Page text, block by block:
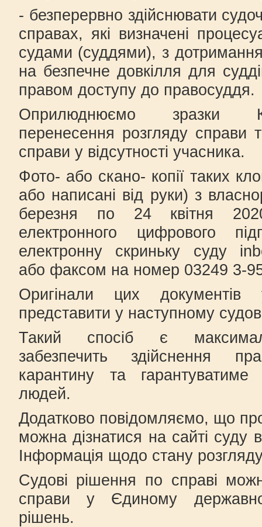
- безперервно здійснювати
справах, які визначені
судами (суддями), з
на безпечне довкілля для
правом доступу до правосуддя.
Оприлюднюємо зразки
перенесення розгляду
справи у відсутності учасника.
Фото- або скано- копії таких
або написані від руки) з
березня по 24 квітня
електронного цифрового
електронну скриньку суду
або факсом на номер 03249 3-
Оригінали цих документів
представити у наступному
Такий спосіб є
забезпечить здійснення
карантину та
людей.
Додатково повідомляємо, що
можна дізнатися на сайті суду
Інформація щодо стану
Судові рішення по справі
справи у Єдиному
рішень.